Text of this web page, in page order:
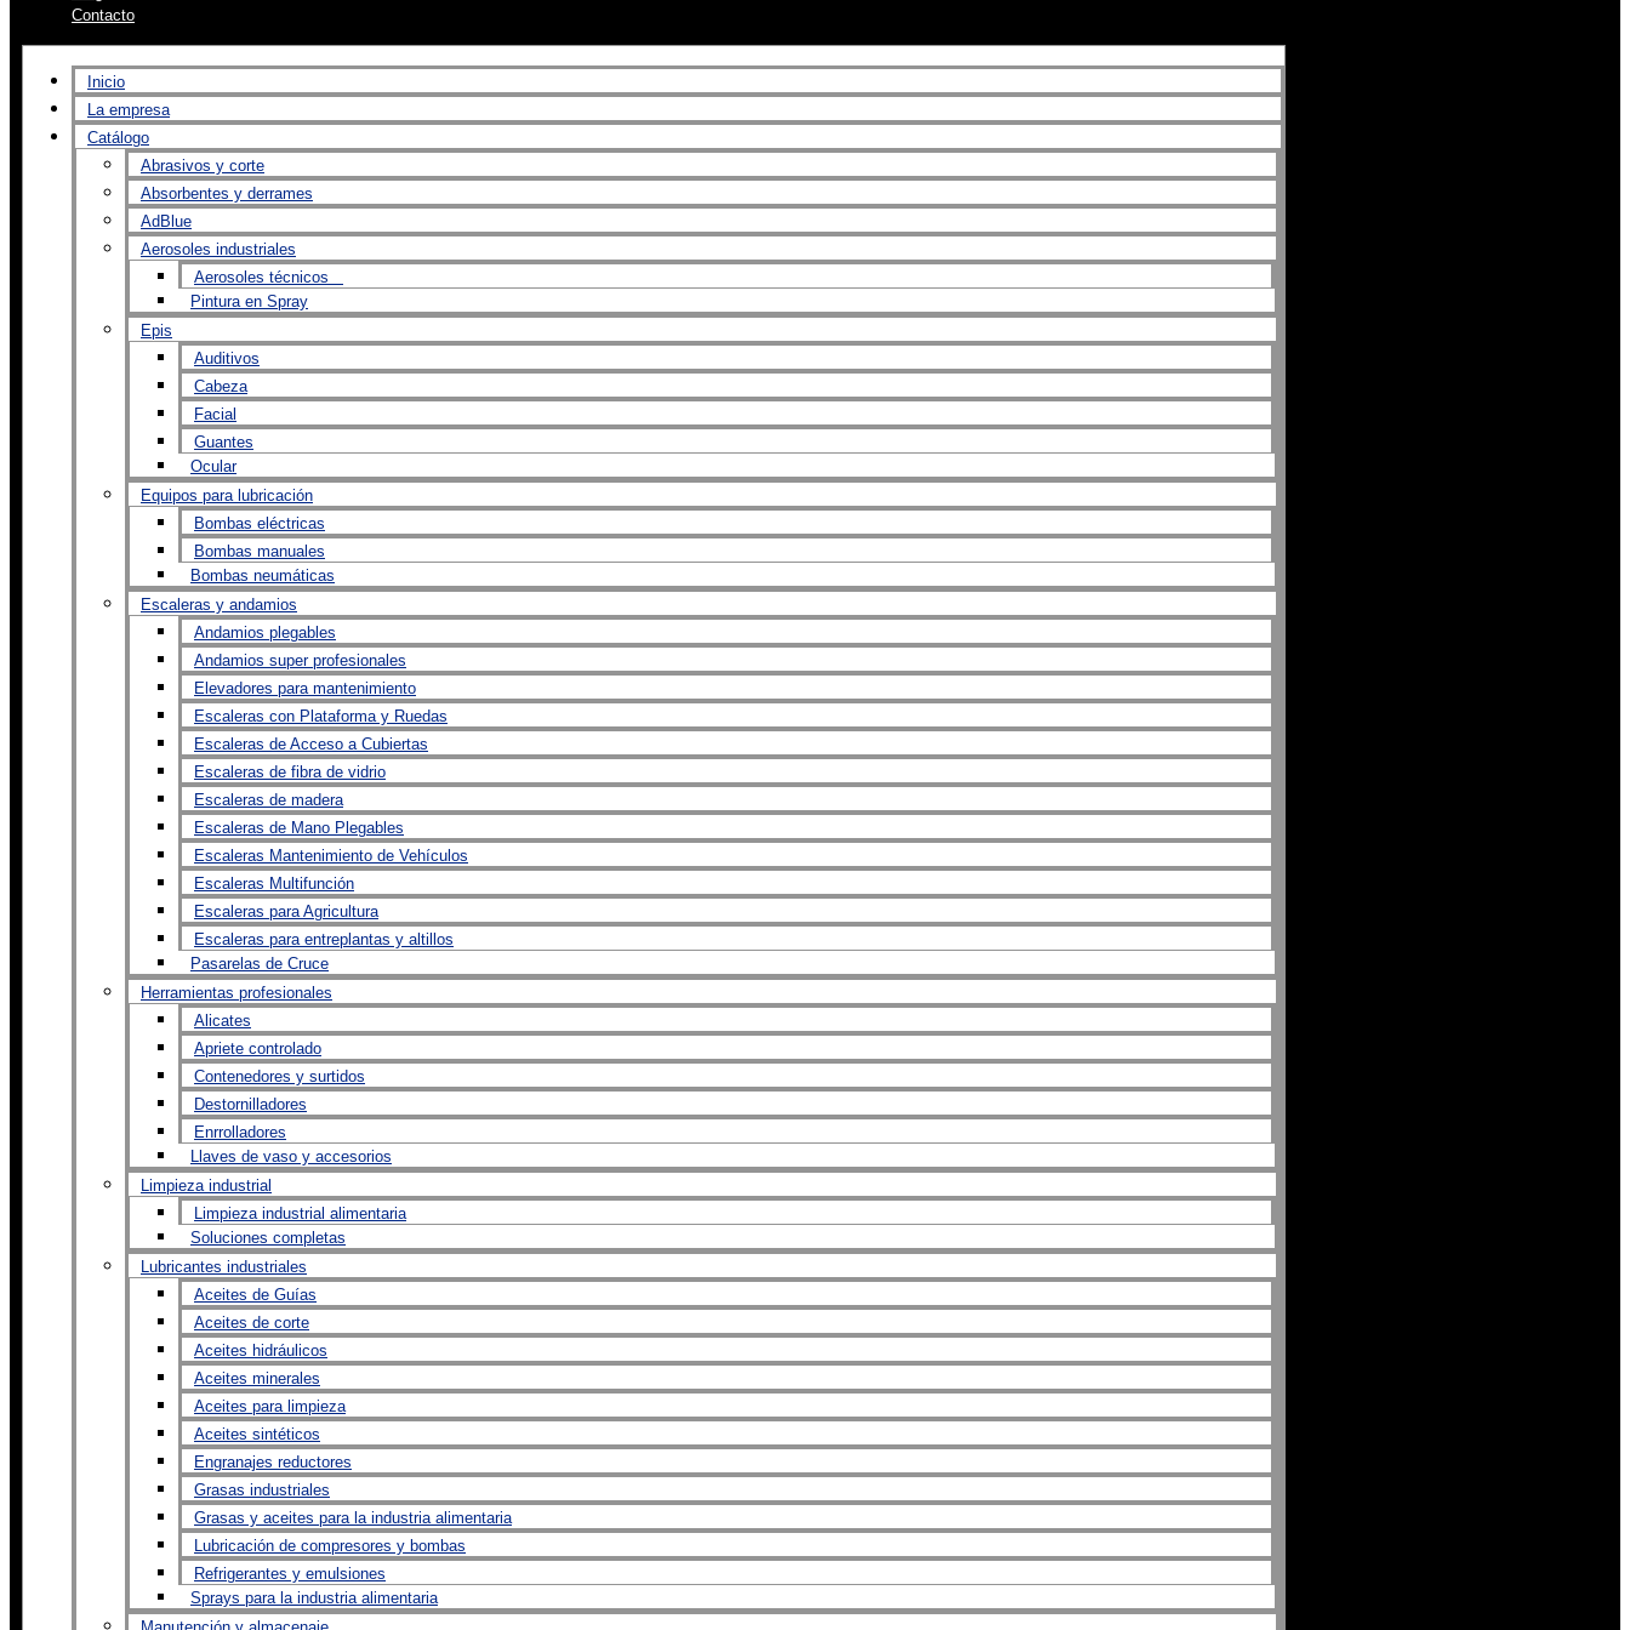
Contacto
Inicio
La empresa
Catálogo
Abrasivos y corte
Absorbentes y derrames
AdBlue
Aerosoles industriales
Aerosoles técnicos
Pintura en Spray
Epis
Auditivos
Cabeza
Facial
Guantes
Ocular
Equipos para lubricación
Bombas eléctricas
Bombas manuales
Bombas neumáticas
Escaleras y andamios
Andamios plegables
Andamios super profesionales
Elevadores para mantenimiento
Escaleras con Plataforma y Ruedas
Escaleras de Acceso a Cubiertas
Escaleras de fibra de vidrio
Escaleras de madera
Escaleras de Mano Plegables
Escaleras Mantenimiento de Vehículos
Escaleras Multifunción
Escaleras para Agricultura
Escaleras para entreplantas y altillos
Pasarelas de Cruce
Herramientas profesionales
Alicates
Apriete controlado
Contenedores y surtidos
Destornilladores
Enrrolladores
Llaves de vaso y accesorios
Limpieza industrial
Limpieza industrial alimentaria
Soluciones completas
Lubricantes industriales
Aceites de Guías
Aceites de corte
Aceites hidráulicos
Aceites minerales
Aceites para limpieza
Aceites sintéticos
Engranajes reductores
Grasas industriales
Grasas y aceites para la industria alimentaria
Lubricación de compresores y bombas
Refrigerantes y emulsiones
Sprays para la industria alimentaria